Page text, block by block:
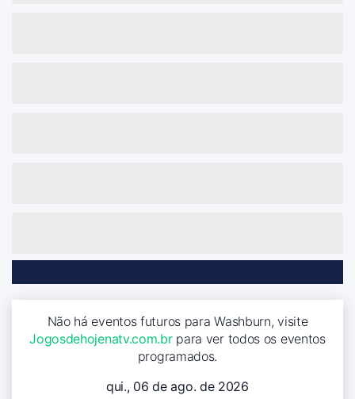
Não há eventos futuros para Washburn, visite
Jogosdehojenatv.com.brpara ver todos os eventos
programados.
qui., 06 de ago. de 2026